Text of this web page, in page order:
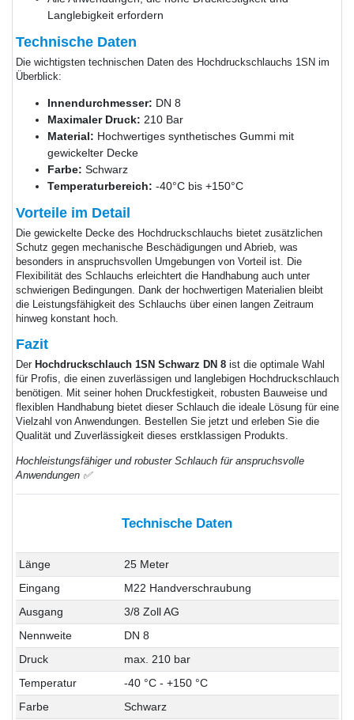
Langlebigkeit erfordern
Technische Daten
Die wichtigsten technischen Daten des Hochdruckschlauchs 1SN im
Überblick:
Innendurchmesser: DN 8
Maximaler Druck: 210 Bar
Material: Hochwertiges synthetisches Gummi mit
gewickelter Decke
Farbe: Schwarz
Temperaturbereich: -40°C bis +150°C
Vorteile im Detail
Die gewickelte Decke des Hochdruckschlauchs bietet zusätzlichen
Schutz gegen mechanische Beschädigungen und Abrieb, was
besonders in anspruchsvollen Umgebungen von Vorteil ist. Die
Flexibilität des Schlauchs erleichtert die Handhabung auch unter
schwierigen Bedingungen. Dank der hochwertigen Materialien bleibt
die Leistungsfähigkeit des Schlauchs über einen langen Zeitraum
hinweg konstant hoch.
Fazit
Der Hochdruckschlauch 1SN Schwarz DN 8ist die optimale Wahl
für Profis, die einen zuverlässigen und langlebigen Hochdruckschlauch
benötigen. Mit seiner hohen Druckfestigkeit, robusten Bauweise und
flexiblen Handhabung bietet dieser Schlauch die ideale Lösung für eine
Vielzahl von Anwendungen. Bestellen Sie jetzt und erleben Sie die
Qualität und Zuverlässigkeit dieses erstklassigen Produkts.
Hochleistungsfähiger und robuster Schlauch für anspruchsvolle
Anwendungen ✅
Technische Daten
Länge
25 Meter
Eingang
M22 Handverschraubung
Ausgang
3/8 Zoll AG
Nennweite
DN 8
Druck
max. 210 bar
Temperatur
-40 °C - +150 °C
Farbe
Schwarz